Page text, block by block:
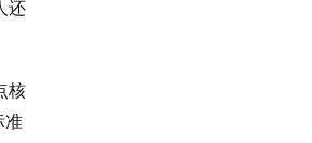
还
核
准